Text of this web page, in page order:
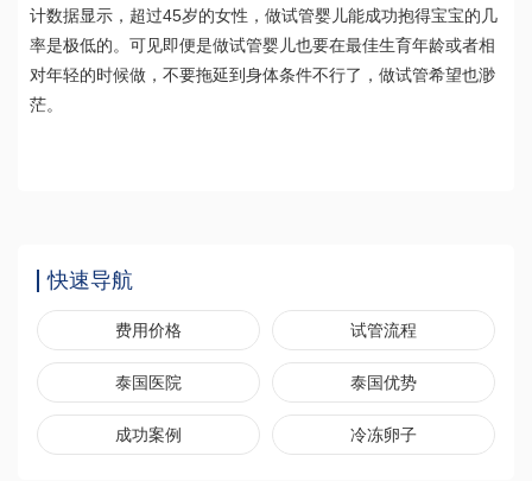
计数据显示，超过45岁的女性，做试管婴儿能成功抱得宝宝的几
率是极低的。可见即便是做试管婴儿也要在最佳生育年龄或者相
对年轻的时候做，不要拖延到身体条件不行了，做试管希望也渺
茫。
快速导航
费用价格 试管流程
泰国医院 泰国优势
成功案例 冷冻卵子